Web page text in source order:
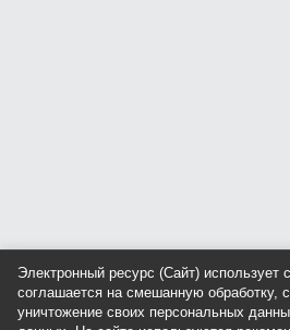
Электронный ресурс (Сайт)
соглашается на смешанную обработку,
уничтожение своих персональных